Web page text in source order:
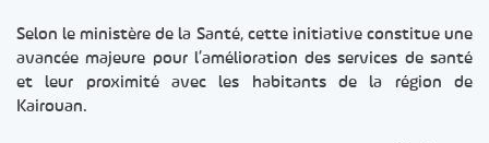
Selon le ministère de la Santé, cette initiative constitue une
avancée majeure pour l’amélioration des services de santé
et leur proximité avec les habitants de la région de
Kairouan.